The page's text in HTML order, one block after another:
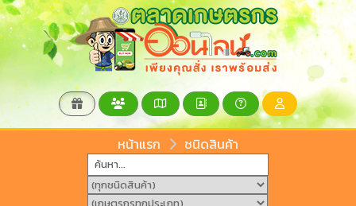
หน้าแรก ชนิดสินค้า